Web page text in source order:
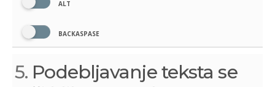
ALT
BACKASPASE
5. Podebljavanje teksta se